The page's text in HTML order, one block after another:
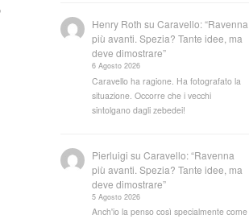
Henry Roth suCaravello: “Ravenna
più avanti. Spezia? Tante idee, ma
deve dimostrare”
6 Agosto 2026
Caravello ha ragione. Ha fotografato la
situazione. Occorre che i vecchi
sintolgano dagli zebedei!
Pierluigi suCaravello: “Ravenna
più avanti. Spezia? Tante idee, ma
deve dimostrare”
5 Agosto 2026
Anch'io la penso così specialmente come